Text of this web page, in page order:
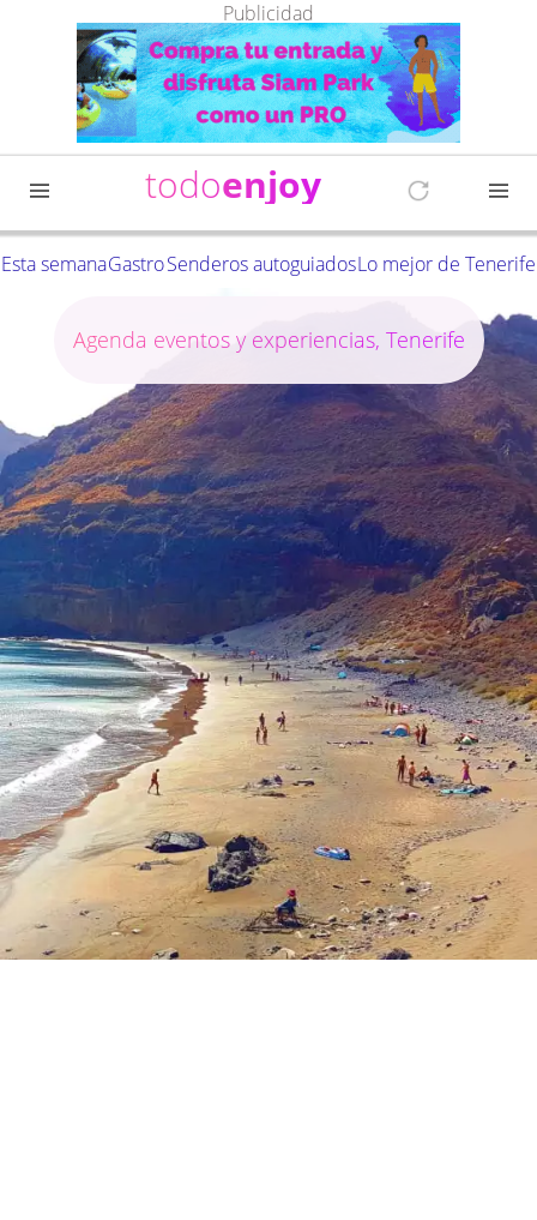
Publicidad
todoenjoy
Esta semanaGastroSenderos autoguiadosLo mejor de Tenerife
Agenda eventos y experiencias, Tenerife